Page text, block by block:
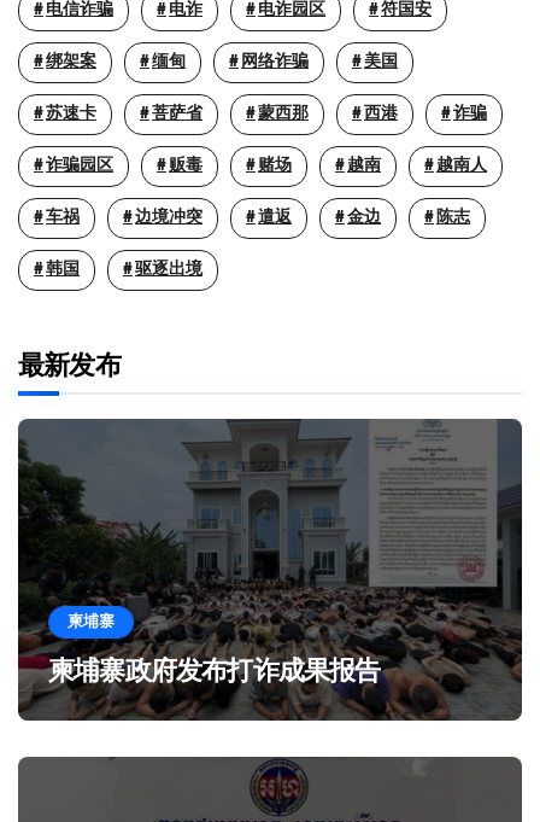
电信诈骗 电诈 电诈园区 符国安
绑架案 缅甸 网络诈骗 美国
苏速卡 菩萨省 蒙西那 西港 诈骗
诈骗园区 贩毒 赌场 越南 越南人
车祸 边境冲突 遣返 金边 陈志
韩国 驱逐出境
最新发布
柬埔寨
柬埔寨政府发布打诈成果报告